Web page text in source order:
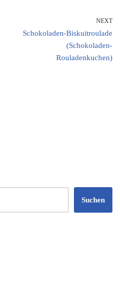
NEXT
Schokoladen-Biskuitroulade
(Schokoladen-
Rouladenkuchen)
Suchen